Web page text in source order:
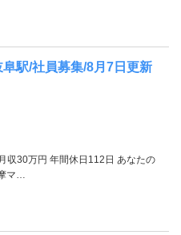
駅/社員募集/8月7日更新
収30万円 年間休日112日 あなたの
マ…